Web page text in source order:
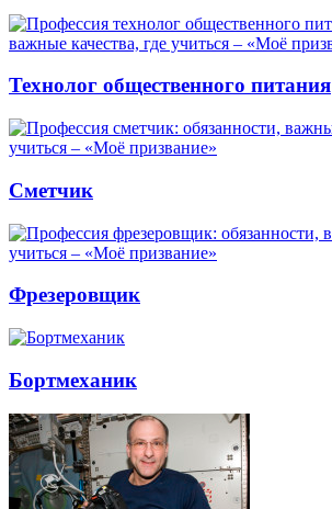
Технолог общественного питания
Сметчик
Фрезеровщик
Бортмеханик